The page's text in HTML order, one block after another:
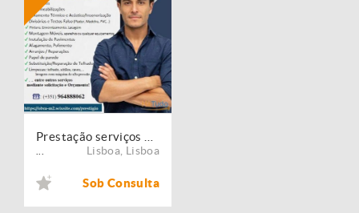
Lisboa Lisboa
Sob Consulta